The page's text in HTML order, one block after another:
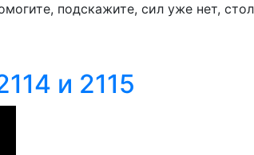
подскажите, сил уже нет,
и 2115